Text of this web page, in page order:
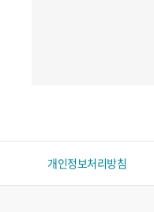
개인정보처리방침